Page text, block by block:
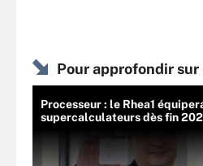
Pour approfondir
Processeur : le Rhea1
supercalculateurs dès fin